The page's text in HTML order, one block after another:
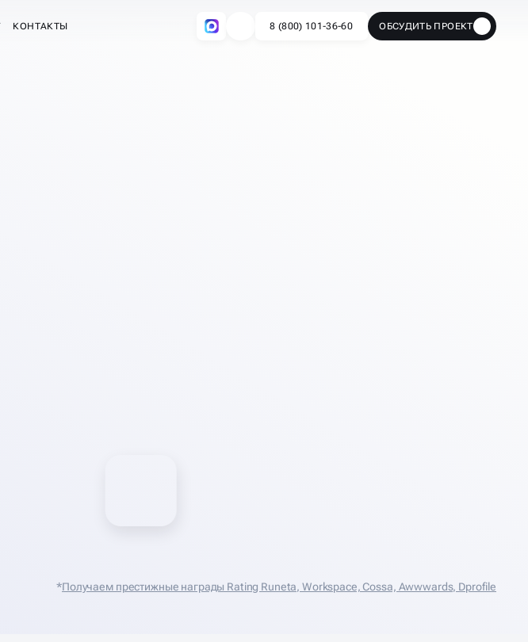
КОНТАКТЫ 8 (800) 101-36-60 ОБСУДИТЬ ПРОЕКТ
*Получаем престижные награды Rating Runeta, Workspace, Cossa, Аwwwards, Dprofile